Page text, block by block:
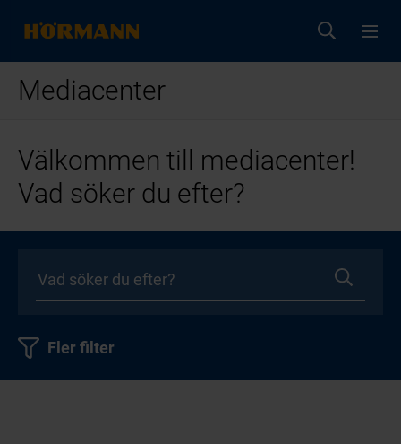
Mediacenter
Välkommen till mediacenter!
Vad söker du efter?
Fler filter